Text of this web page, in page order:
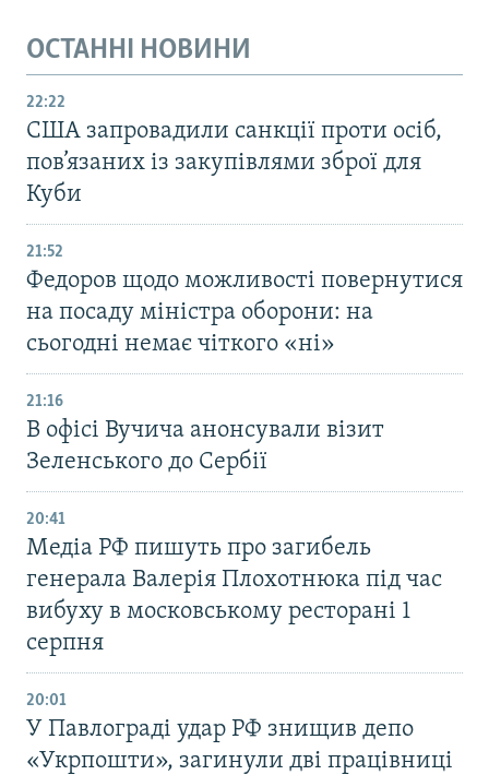
ОСТАННІ НОВИНИ
22:22
США запровадили санкції проти осіб,
пов’язаних із закупівлями зброї для
Куби
21:52
Федоров щодо можливості повернутися
на посаду міністра оборони: на
сьогодні немає чіткого «ні»
21:16
В офісі Вучича анонсували візит
Зеленського до Сербії
20:41
Медіа РФ пишуть про загибель
генерала Валерія Плохотнюка під час
вибуху в московському ресторані 1
серпня
20:01
У Павлограді удар РФ знищив депо
«Укрпошти», загинули дві працівниці